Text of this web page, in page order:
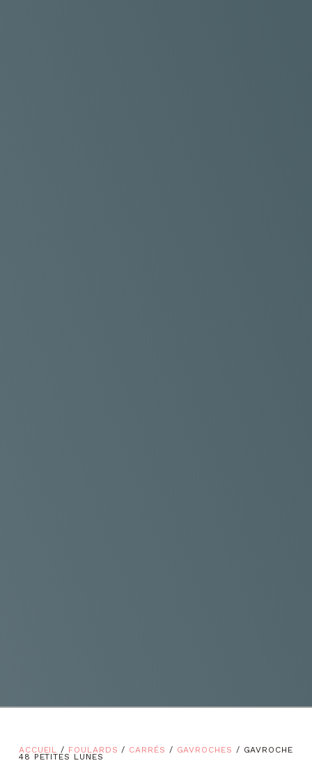
ACCUEIL / FOULARDS / CARRÉS / GAVROCHES / GAVROCHE
48 PETITES LUNES